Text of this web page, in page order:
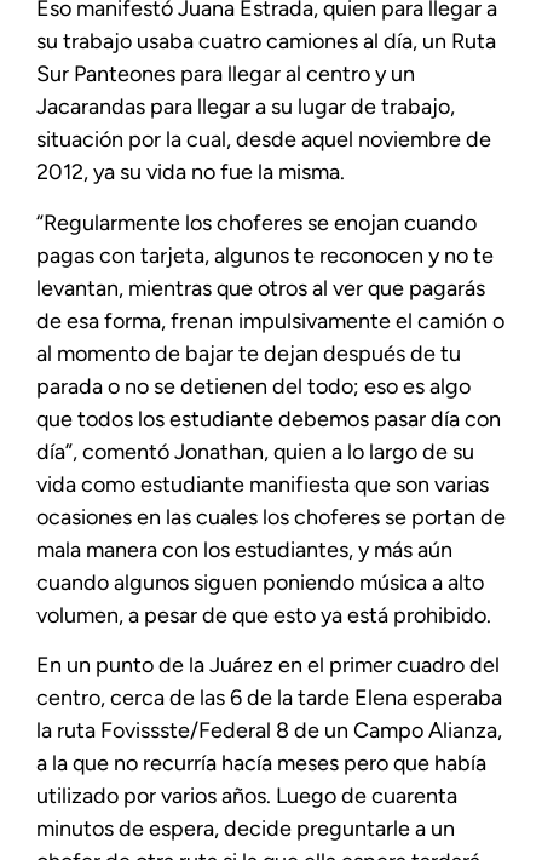
Eso manifestó Juana Estrada, quien para llegar a
su trabajo usaba cuatro camiones al día, un Ruta
Sur Panteones para llegar al centro y un
Jacarandas para llegar a su lugar de trabajo,
situación por la cual, desde aquel noviembre de
2012, ya su vida no fue la misma.
“Regularmente los choferes se enojan cuando
pagas con tarjeta, algunos te reconocen y no te
levantan, mientras que otros al ver que pagarás
de esa forma, frenan impulsivamente el camión o
al momento de bajar te dejan después de tu
parada o no se detienen del todo; eso es algo
que todos los estudiante debemos pasar día con
día”, comentó Jonathan, quien a lo largo de su
vida como estudiante manifiesta que son varias
ocasiones en las cuales los choferes se portan de
mala manera con los estudiantes, y más aún
cuando algunos siguen poniendo música a alto
volumen, a pesar de que esto ya está prohibido.
En un punto de la Juárez en el primer cuadro del
centro, cerca de las 6 de la tarde Elena esperaba
la ruta Fovissste/Federal 8 de un Campo Alianza,
a la que no recurría hacía meses pero que había
utilizado por varios años. Luego de cuarenta
minutos de espera, decide preguntarle a un